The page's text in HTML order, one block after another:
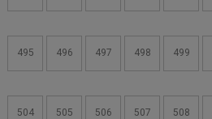
495 496 497 498 499
504 505 506 507 508